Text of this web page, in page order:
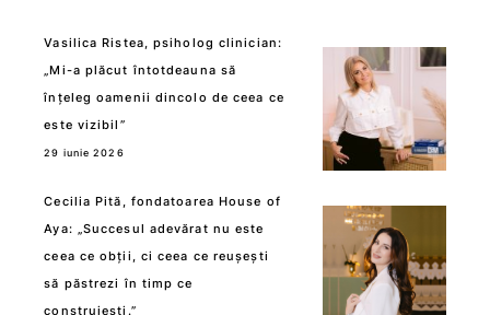
Vasilica Ristea, psiholog clinician:
„Mi-a plăcut întotdeauna să
înțeleg oamenii dincolo de ceea ce
este vizibil”
29 iunie 2026
Cecilia Pită, fondatoarea House of
Aya: „Succesul adevărat nu este
ceea ce obții, ci ceea ce reușești
să păstrezi în timp ce
construiești.”